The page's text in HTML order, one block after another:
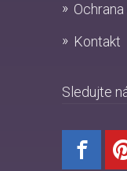
Kontakt
Sledujte